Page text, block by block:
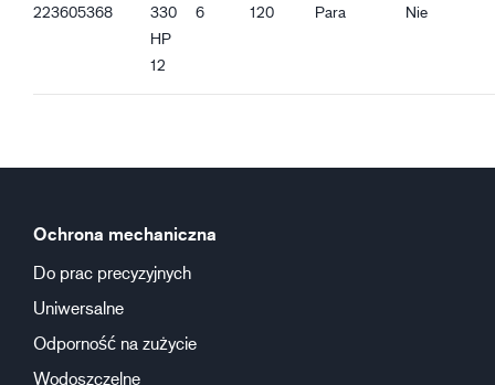
223605368
330
HP
12
6 120 Para Nie
Ochrona mechaniczna
Do prac precyzyjnych
Uniwersalne
Odporność na zużycie
Wodoszczelne